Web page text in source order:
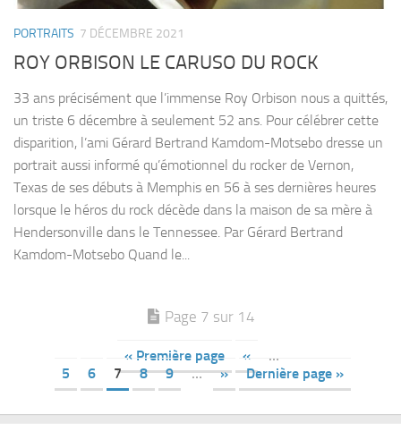
PORTRAITS 7 DÉCEMBRE 2021
ROY ORBISON LE CARUSO DU ROCK
33 ans précisément que l’immense Roy Orbison nous a quittés,
un triste 6 décembre à seulement 52 ans. Pour célébrer cette
disparition, l’ami Gérard Bertrand Kamdom-Motsebo dresse un
portrait aussi informé qu’émotionnel du rocker de Vernon,
Texas de ses débuts à Memphis en 56 à ses dernières heures
lorsque le héros du rock décède dans la maison de sa mère à
Hendersonville dans le Tennessee. Par Gérard Bertrand
Kamdom-Motsebo Quand le...
Page 7 sur 14
« Première page «
…
5
6 7 8 9 … » Dernière page »